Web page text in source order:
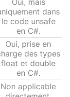
Oui, mais
dans
le code unsafe
en C#.
Oui, prise en
des types
float et double
en C#.
Non applicable